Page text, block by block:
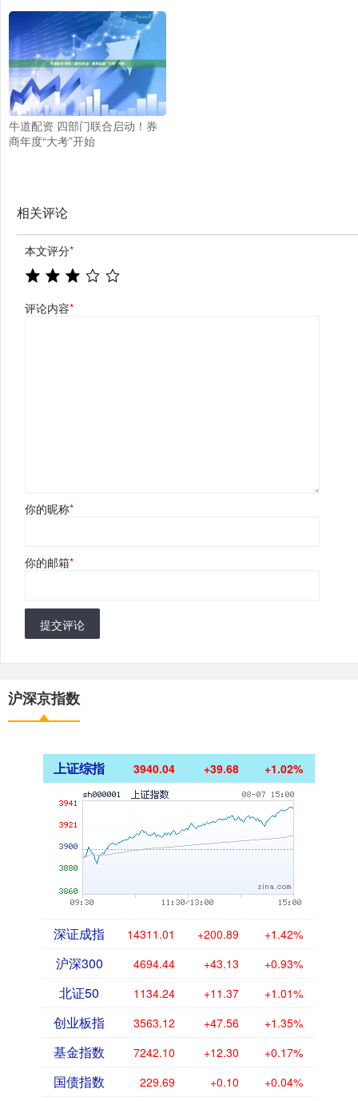
牛道配资 四部门联合启动！券
商年度“大考”开始
相关评论
本文评分*
评论内容*
你的昵称*
你的邮箱*
提交评论
沪深京指数
上证综指 3940.04 +39.68 +1.02%
深证成指 14311.01 +200.89 +1.42%
沪深300 4694.44 +43.13 +0.93%
北证50 1134.24 +11.37 +1.01%
创业板指 3563.12 +47.56 +1.35%
基金指数 7242.10 +12.30 +0.17%
国债指数 229.69 +0.10 +0.04%